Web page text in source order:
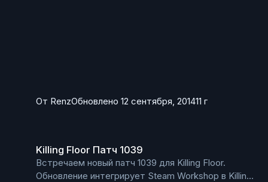
KF-Icebreaker
KF-Offices
KF-Waterworks
KF-Wyre
От RenzОбновлено 12 сентября, 201411 г
Killing Floor Патч 1039
Встречаем новый патч 1039 для Killing Floor.
Обновление интегрирует Steam Workshop в Killing